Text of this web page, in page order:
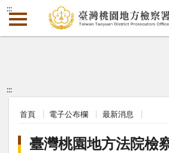
:::
:::
首頁 電子公布欄 最新消息
臺灣桃園地方法院檢